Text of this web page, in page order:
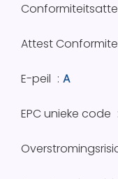
Attest
E-peil A
EPC unieke code